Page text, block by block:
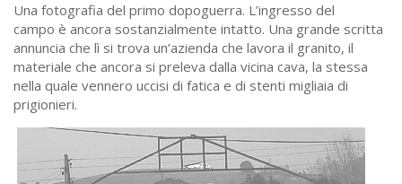
Una fotografia del primo dopoguerra. L’ingresso del
campo è ancora sostanzialmente intatto. Una grande scritta
annuncia che lì si trova un’azienda che lavora il granito, il
materiale che ancora si preleva dalla vicina cava, la stessa
nella quale vennero uccisi di fatica e di stenti migliaia di
prigionieri.